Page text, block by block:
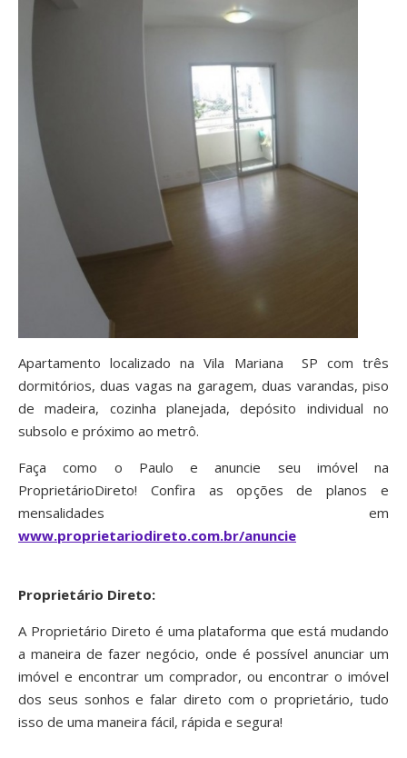
Apartamento localizado na Vila Mariana  SP com três
dormitórios, duas vagas na garagem, duas varandas, piso
de madeira, cozinha planejada, depósito individual no
subsolo e próximo ao metrô.
Faça como o Paulo e anuncie seu imóvel na
ProprietárioDireto! Confira as opções de planos e
mensalidades em
www.proprietariodireto.com.br/anuncie
Proprietário Direto:
A Proprietário Direto é uma plataforma que está mudando
a maneira de fazer negócio, onde é possível anunciar um
imóvel e encontrar um comprador, ou encontrar o imóvel
dos seus sonhos e falar direto com o proprietário, tudo
isso de uma maneira fácil, rápida e segura!